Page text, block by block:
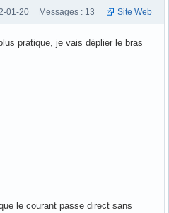
01-20 Messages : 13 Site Web
pratique, je vais déplier le bras
le courant passe direct sans